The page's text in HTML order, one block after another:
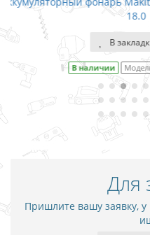
В
Для
Пришлите вашу заявку,